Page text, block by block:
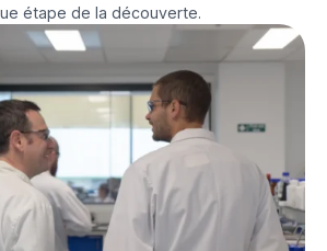
étape de la découverte.